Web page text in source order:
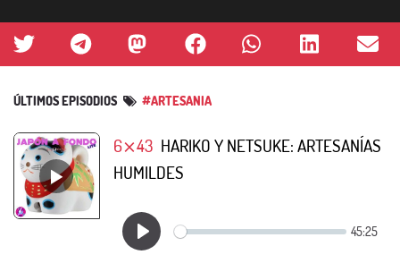
ÚLTIMOS EPISODIOS #ARTESANIA
6⨯43 HARIKO Y NETSUKE: ARTESANÍAS
HUMILDES